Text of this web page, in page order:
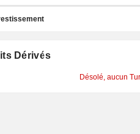
Dérivés
Désolé, aucun